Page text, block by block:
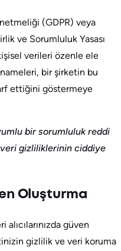
(GDPR) veya
ve Sorumluluk Yasası
verileri özenle ele
bir şirketin bu
ettiğini göstermeye
bir sorumluluk reddi
gizliliklerinin ciddiye
Oluşturma
güven
gizlilik ve veri koruma